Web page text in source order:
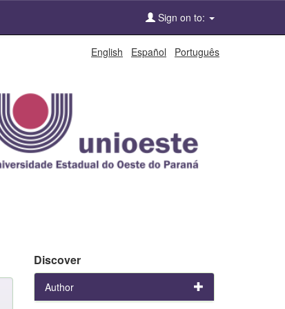
Sign on to:
English Español Português
Discover
Author